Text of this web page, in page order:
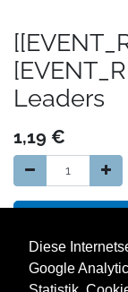
Diese
Google
Leaders
1,19 €
14 Tage Geld